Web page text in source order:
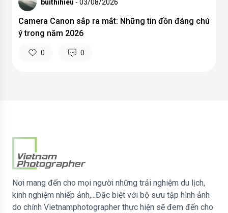
buithihieu - 03/08/2026
Camera Canon sắp ra mắt: Những tin đồn đáng chú
ý trong năm 2026
0 0
Nơi mang đến cho mọi người những trải nghiệm du lịch,
kinh nghiệm nhiếp ảnh,...Đặc biệt với bộ sưu tập hình ảnh
do chính Vietnamphotographer thực hiện sẽ đem đến cho